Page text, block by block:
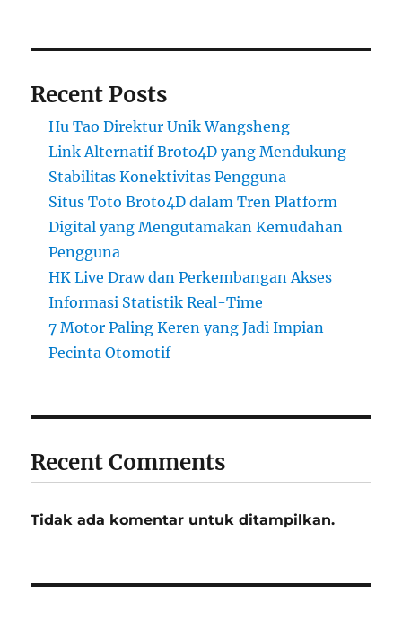
Recent Posts
Hu Tao Direktur Unik Wangsheng
Link Alternatif Broto4D yang Mendukung
Stabilitas Konektivitas Pengguna
Situs Toto Broto4D dalam Tren Platform
Digital yang Mengutamakan Kemudahan
Pengguna
HK Live Draw dan Perkembangan Akses
Informasi Statistik Real-Time
7 Motor Paling Keren yang Jadi Impian
Pecinta Otomotif
Recent Comments
Tidak ada komentar untuk ditampilkan.